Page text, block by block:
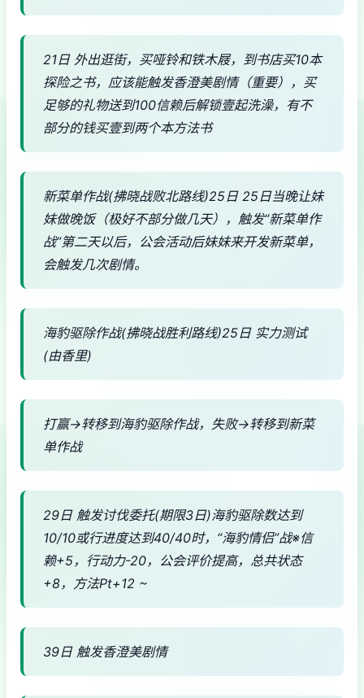
21日 外出逛街，买哑铃和铁木屐，到书店买10本
探险之书，应该能触发香澄美剧情（重要），买
足够的礼物送到100信赖后解锁壹起洗澡，有不
部分的钱买壹到两个本方法书
新菜单作战(拂晓战败北路线)25日 25日当晚让妹
妹做晚饭（极好不部分做几天），触发“新菜单作
战”第二天以后，公会活动后妹妹来开发新菜单，
会触发几次剧情。
海豹驱除作战(拂晓战胜利路线)25日 实力测试
(由香里)
打赢→转移到海豹驱除作战，失败→转移到新菜
单作战
29日 触发讨伐委托(期限3日)海豹驱除数达到
10/10或行进度达到40/40时，“海豹情侣”战※信
赖+5，行动力-20，公会评价提高，总共状态
+8，方法Pt+12 ~
39日 触发香澄美剧情